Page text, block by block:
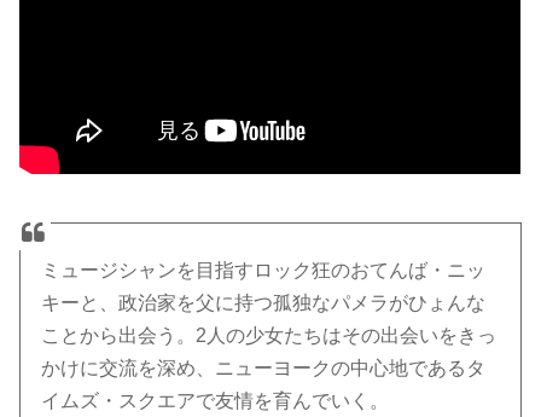
ミュージシャンを目指すロック狂のおてんば・ニッ
キーと、政治家を父に持つ孤独なパメラがひょんな
ことから出会う。2人の少女たちはその出会いをきっ
かけに交流を深め、ニューヨークの中心地であるタ
イムズ・スクエアで友情を育んでいく。